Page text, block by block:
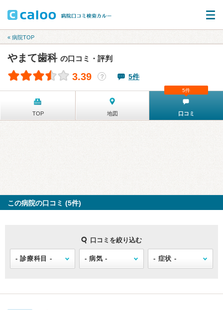
« 病院TOP
やまて歯科 の口コミ・評判
3.39 ？ 5件
TOP 地図 口コミ
5件
この病院の口コミ (5件)
口コミを絞り込む